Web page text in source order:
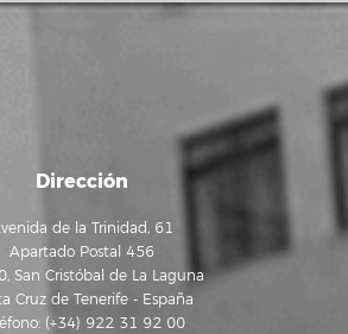
Dirección
de la Trinidad, 61
Apartado Postal 456
San Cristóbal de La Laguna
Cruz de Tenerife - España
(+34) 922 31 92 00